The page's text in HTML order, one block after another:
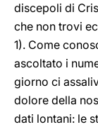
discepoli di
che non trovi
1). Come
ascoltato i
giorno ci
dolore della
dati lontani: le